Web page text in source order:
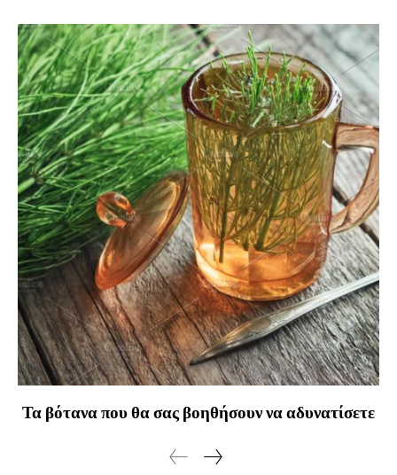
Τα βότανα που θα σας βοηθήσουν να αδυνατίσετε